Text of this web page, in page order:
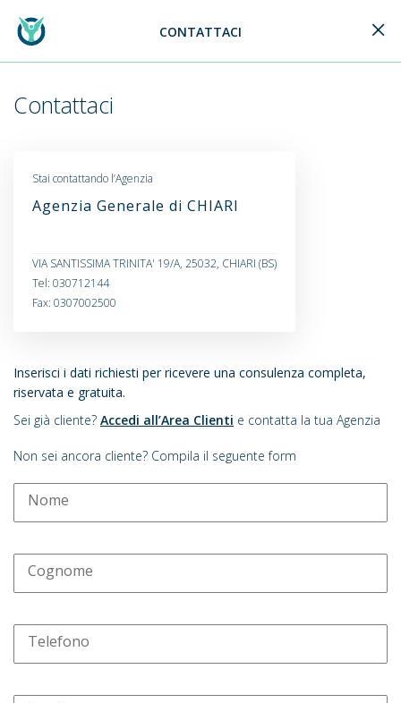
Generali Logo CONTATTACI
Contattaci
Inserisci i dati richiesti per ricevere una consulenza completa,
riservata e gratuita.
Sei già cliente? Accedi all’Area Clienti e contatta la tua Agenzia
Non sei ancora cliente? Compila il seguente form
Nome
Cognome
Telefono
Stai contattando l’Agenzia
Agenzia Generale di CHIARI
VIA SANTISSIMA TRINITA' 19/A, 25032, CHIARI (BS)
Tel: 030712144
Fax: 0307002500